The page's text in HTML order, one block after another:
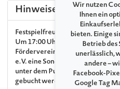
Hinweise
Festspielfreunde
Um 17:00 Uhr findet für
Fördervereins der Festspiele
e.V. eine Sonderveranstaltung
unter dem Punkt
gebucht werden.
Wir nutzen
Ihnen ein
bieten. Einige
Betrieb des
unerlässlich,
andere –
Facebook-
Google Tag